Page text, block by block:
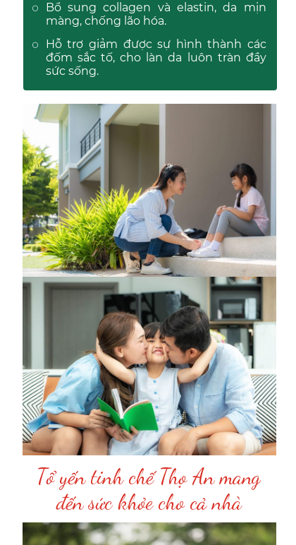
Bổ sung collagen và elastin, da mịn
màng, chống lão hóa.
Hỗ trợ giảm được sự hình thành các
đốm sắc tố, cho làn da luôn tràn đầy
sức sống.
Tổ yến tinh chế Thọ An mang
đến sức khỏe cho cả nhà